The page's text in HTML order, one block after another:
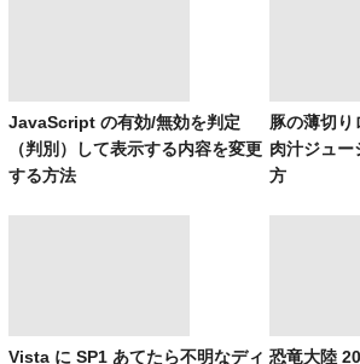
JavaScript の有効/無効を判定
（判別）して表示する内容を変更
する方法
豚の薄切り
肉汁ジュー
方
Vista に SP1 あてたら不明なディ 恐竜大陸